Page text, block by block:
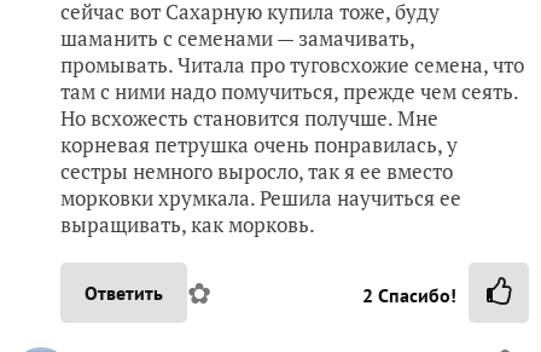
сейчас вот Сахарную купила тоже, буду
шаманить с семенами — замачивать,
промывать. Читала про туговсхожие семена, что
там с ними надо помучиться, прежде чем сеять.
Но всхожесть становится получше. Мне
корневая петрушка очень понравилась, у
сестры немного выросло, так я ее вместо
морковки хрумкала. Решила научиться ее
выращивать, как морковь.
Ответить ✿ 2 Спасибо!